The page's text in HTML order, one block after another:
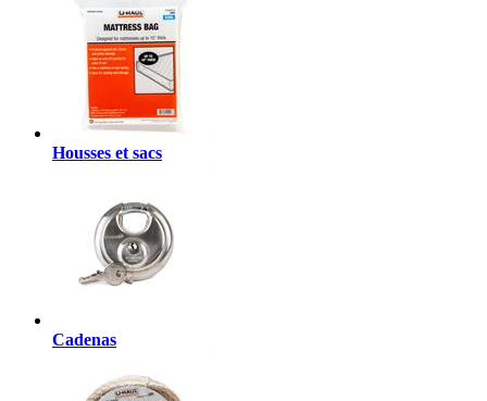
Housses et sacs
Cadenas